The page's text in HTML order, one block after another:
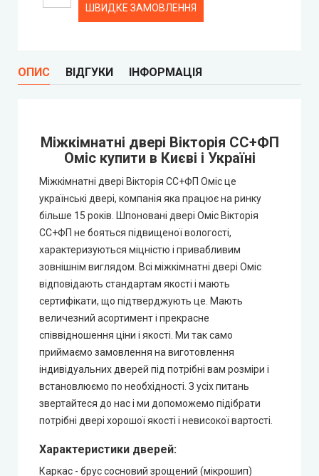
STDM
Verto (Верто)
EcoDoors (Екодорс)
ШВИДКЕ ЗАМОВЛЕННЯ
ОПИС ВІДГУКИ ІНФОРМАЦІЯ
Міжкімнатні двері Вікторія СС+ФП
Оміс купити в Києві і Україні
Міжкімнатні двері Вікторія СС+ФП Оміс це
українські двері, компанія яка працює на ринку
більше 15 років. Шпоновані двері Оміс Вікторія
СС+ФП не бояться підвищеної вологості,
характеризуються міцністю і привабливим
зовнішнім виглядом. Всі міжкімнатні двері Оміс
відповідають стандартам якості і мають
сертифікати, що підтверджують це. Мають
величезний асортимент і прекрасне
співвідношення ціни і якості. Ми так само
приймаємо замовлення на виготовлення
індивідуальних дверей під потрібні вам розміри і
встановлюємо по необхідності. З усіх питань
звертайтеся до нас і ми допоможемо підібрати
потрібні двері хорошої якості і невисокої вартості.
Характеристики дверей:
Каркас - брус сосновий зрощений (мікрошип)